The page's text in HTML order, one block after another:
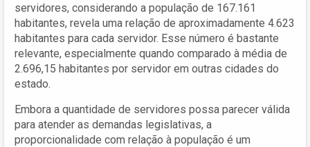
servidores, considerando a população de 167.161
habitantes, revela uma relação de aproximadamente 4.623
habitantes para cada servidor. Esse número é bastante
relevante, especialmente quando comparado à média de
2.696,15 habitantes por servidor em outras cidades do
estado.
Embora a quantidade de servidores possa parecer válida
para atender as demandas legislativas, a
proporcionalidade com relação à população é um